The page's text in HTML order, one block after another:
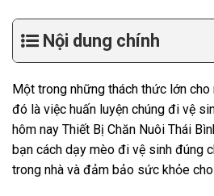
Nội dung chính
Một trong những thách thức lớn
đó là việc huấn luyện chúng đi vệ
hôm nay Thiết Bị Chăn Nuôi Thái
bạn cách dạy mèo đi vệ sinh đúng
trong nhà và đảm bảo sức khỏe